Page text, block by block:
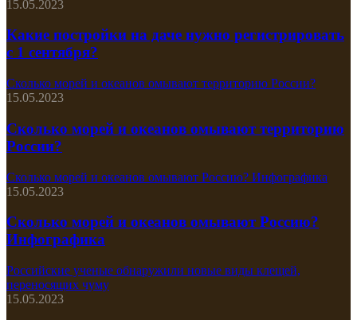
15.05.2023
Какие постройки на даче нужно регистрировать
с 1 сентября?
Сколько морей и океанов омывают территорию России?
15.05.2023
Сколько морей и океанов омывают территорию
России?
Сколько морей и океанов омывают Россию? Инфографика
15.05.2023
Сколько морей и океанов омывают Россию?
Инфографика
Российские ученые обнаружили новые виды клещей,
переносящих чуму
15.05.2023